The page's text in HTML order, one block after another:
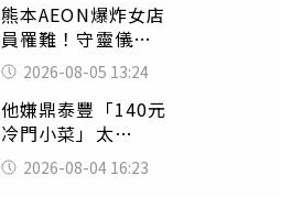
熊本AEON爆炸女店
員罹難！守靈儀式
擺純白婚紗 「妻
已不在身邊」他淚
喊：無法想像
2026-08-05 13:24
他嫌鼎泰豐「140元
冷門小菜」太
貴！ 老饕卻狂推
神調味：自己做不
2026-08-04 16:23